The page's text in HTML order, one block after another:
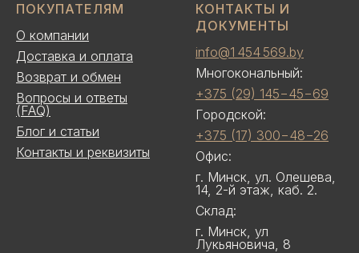
ПОКУПАТЕЛЯМ
О компании
Доставка и оплата
Возврат и обмен
Вопросы и ответы
(FAQ)
Блог и статьи
Контакты и реквизиты
КОНТАКТЫ И
ДОКУМЕНТЫ
info@1 454 569.by
Многокональный:
+375 (29) 145−45−69
Городской:
+375 (17) 300−48−26
Офис:
г. Минск, ул. Олешева,
14, 2-й этаж, каб. 2.
Склад:
г. Минск, ул
Лукьяновича, 8